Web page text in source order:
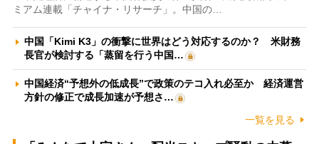
ミアム連載「チャイナ・リサーチ」。中国の…
中国「Kimi K3」の衝撃に世界はどう対応するのか？ 米財務
長官が検討する「蒸留を行う中国…
中国経済“予想外の低成長”で政策のテコ入れ必至か 経済運営
方針の修正で成長加速が予想さ…
一覧を見る